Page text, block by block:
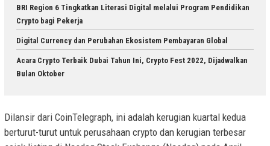
BRI Region 6 Tingkatkan Literasi Digital melalui Program Pendidikan
Crypto bagi Pekerja
Digital Currency dan Perubahan Ekosistem Pembayaran Global
Acara Crypto Terbaik Dubai Tahun Ini, Crypto Fest 2022, Dijadwalkan
Bulan Oktober
Dilansir dari CoinTelegraph, ini adalah kerugian kuartal kedua
berturut-turut untuk perusahaan crypto dan kerugian terbesar